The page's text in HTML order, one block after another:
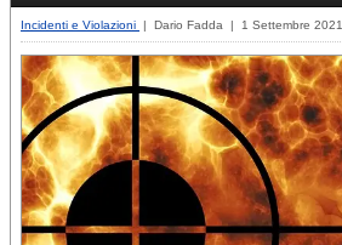
Incidenti e Violazioni | Dario Fadda | 1 Settembre 2021